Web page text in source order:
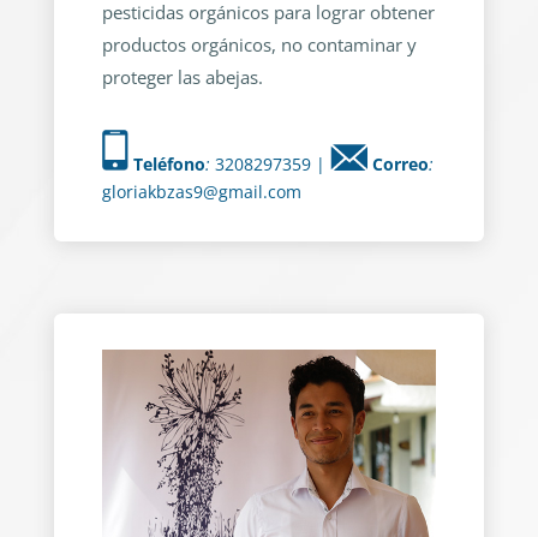
pesticidas orgánicos para lograr obtener
productos orgánicos, no contaminar y
proteger las abejas.
Teléfono: 3208297359 | Correo:
gloriakbzas9@gmail.com